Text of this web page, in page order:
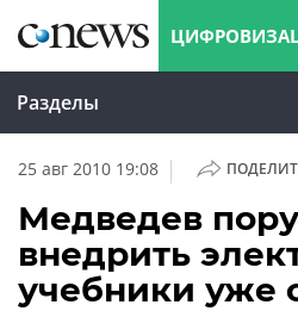
Разделы
25 авг 2010 19:08 |
Медведев
внедрить
учебники уже